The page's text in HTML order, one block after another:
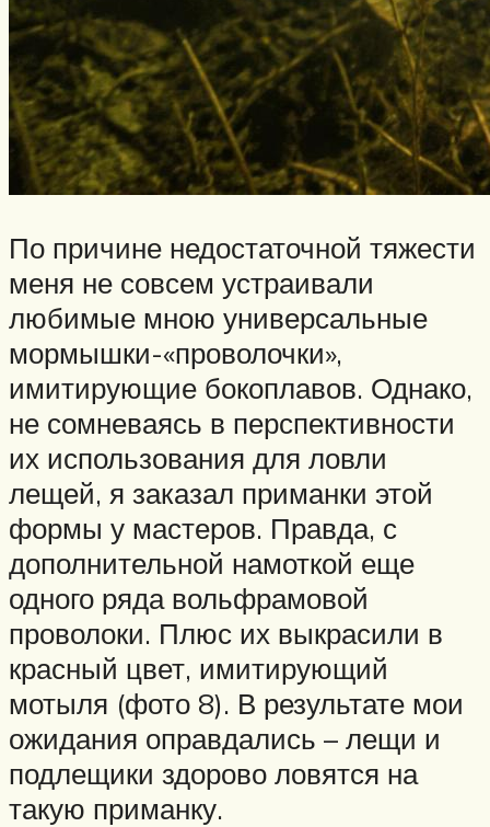
По причине недостаточной тяжести
меня не совсем устраивали
любимые мною универсальные
мормышки-«проволочки»,
имитирующие бокоплавов. Однако,
не сомневаясь в перспективности
их использования для ловли
лещей, я заказал приманки этой
формы у мастеров. Правда, с
дополнительной намоткой еще
одного ряда вольфрамовой
проволоки. Плюс их выкрасили в
красный цвет, имитирующий
мотыля (фото 8). В результате мои
ожидания оправдались – лещи и
подлещики здорово ловятся на
такую приманку.